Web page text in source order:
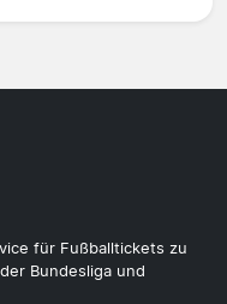
für Fußballtickets zu
Bundesliga und